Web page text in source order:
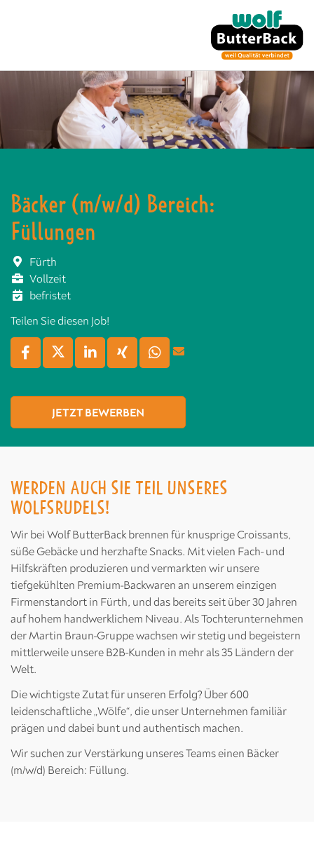
Bäcker (m/w/d) Bereich:
Füllungen
Fürth
Vollzeit
befristet
Teilen Sie diesen Job!
JETZT BEWERBEN
WERDEN AUCH SIE TEIL UNSERES
WOLFSRUDELS!
Wir bei Wolf ButterBack brennen für knusprige Croissants,
süße Gebäcke und herzhafte Snacks. Mit vielen Fach- und
Hilfskräften produzieren und vermarkten wir unsere
tiefgekühlten Premium-Backwaren an unserem einzigen
Firmenstandort in Fürth, und das bereits seit über 30 Jahren
auf hohem handwerklichem Niveau. Als Tochterunternehmen
der Martin Braun-Gruppe wachsen wir stetig und begeistern
mittlerweile unsere B2B-Kunden in mehr als 35 Ländern der
Welt.
Die wichtigste Zutat für unseren Erfolg? Über 600
leidenschaftliche „Wölfe“, die unser Unternehmen familiär
prägen und dabei bunt und authentisch machen.
Wir suchen zur Verstärkung unseres Teams einen Bäcker
(m/w/d) Bereich: Füllung.